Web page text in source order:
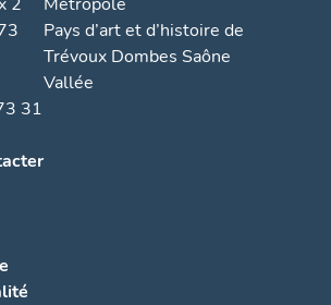
31
Pays d’art et d’histoire de
Trévoux Dombes Saône
Vallée